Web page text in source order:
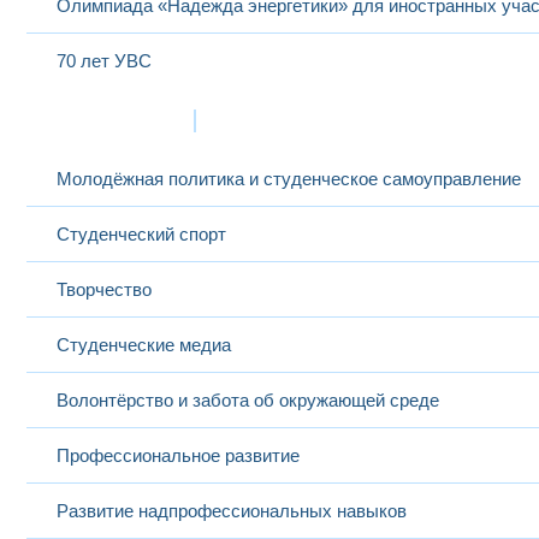
Олимпиада «Надежда энергетики» для иностранных
70 лет УВС
Молодёжная политика и студенческое самоуправление
Студенческий спорт
Творчество
Студенческие медиа
Волонтёрство и забота об окружающей среде
Профессиональное развитие
Развитие надпрофессиональных навыков